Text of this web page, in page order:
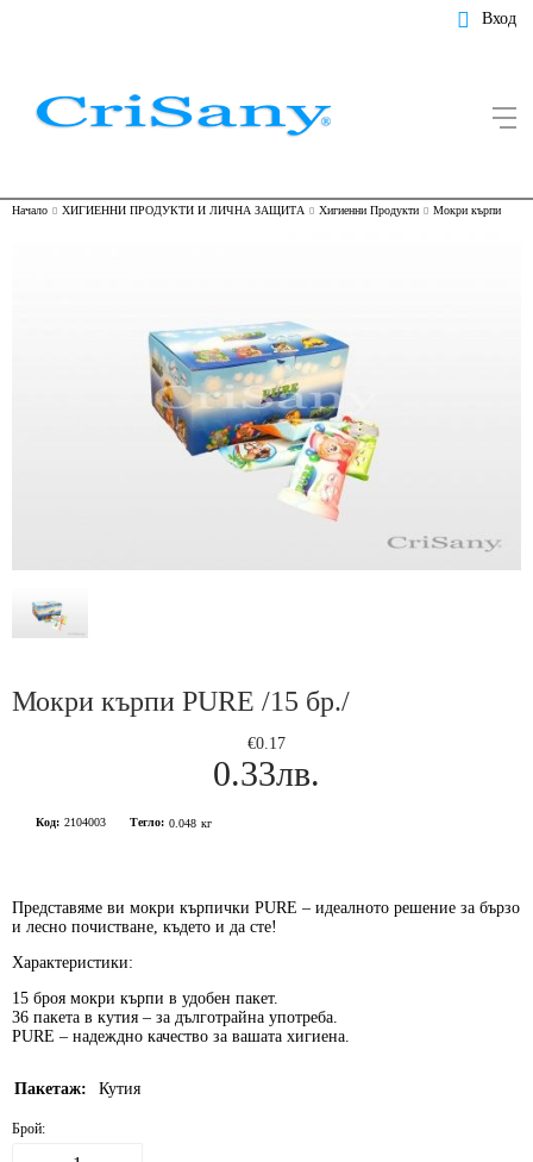
Вход
Начало ХИГИЕННИ ПРОДУКТИ И ЛИЧНА ЗАЩИТА Хигиенни Продукти Мокри кърпи
Мокри кърпи PURE /15 бр./
€0.17
0.33лв.
Код: 2104003 Тегло: 0.048 кг
Представяме ви мокри кърпички PURE – идеалното решение за бързо
и лесно почистване, където и да сте!
Характеристики:
15 броя мокри кърпи в удобен пакет.
36 пакета в кутия – за дълготрайна употреба.
PURE – надеждно качество за вашата хигиена.
Пакетаж: Кутия
Брой: